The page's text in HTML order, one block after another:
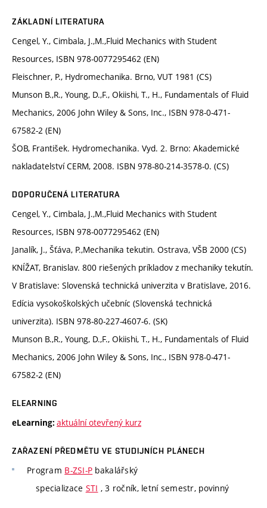
ZÁKLADNÍ LITERATURA
Cengel, Y., Cimbala, J.,M.,Fluid Mechanics with Student
Resources, ISBN 978-0077295462 (EN)
Fleischner, P., Hydromechanika. Brno, VUT 1981 (CS)
Munson B.,R., Young, D.,F., Okiishi, T., H., Fundamentals of Fluid
Mechanics, 2006 John Wiley & Sons, Inc., ISBN 978-0-471-
67582-2 (EN)
ŠOB, František. Hydromechanika. Vyd. 2. Brno: Akademické
nakladatelství CERM, 2008. ISBN 978-80-214-3578-0. (CS)
DOPORUČENÁ LITERATURA
Cengel, Y., Cimbala, J.,M.,Fluid Mechanics with Student
Resources, ISBN 978-0077295462 (EN)
Janalík, J., Šťáva, P.,Mechanika tekutin. Ostrava, VŠB 2000 (CS)
KNÍŽAT, Branislav. 800 riešených príkladov z mechaniky tekutín.
V Bratislave: Slovenská technická univerzita v Bratislave, 2016.
Edícia vysokoškolských učebníc (Slovenská technická
univerzita). ISBN 978-80-227-4607-6. (SK)
Munson B.,R., Young, D.,F., Okiishi, T., H., Fundamentals of Fluid
Mechanics, 2006 John Wiley & Sons, Inc., ISBN 978-0-471-
67582-2 (EN)
ELEARNING
eLearning: aktuální otevřený kurz
ZAŘAZENÍ PŘEDMĚTU VE STUDIJNÍCH PLÁNECH
Program B-ZSI-P bakalářský
specializace STI , 3 ročník, letní semestr, povinný